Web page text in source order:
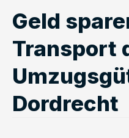
Geld
Transport
Dordrecht